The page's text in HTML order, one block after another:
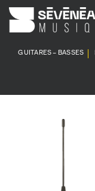
Passer
au
GUITARES – BASSES